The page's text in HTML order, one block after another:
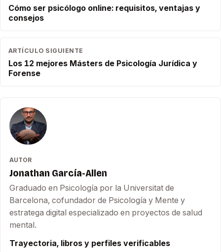
Cómo ser psicólogo online: requisitos, ventajas y
consejos
ARTÍCULO SIGUIENTE
Los 12 mejores Másters de Psicología Jurídica y
Forense
AUTOR
Jonathan García-Allen
Graduado en Psicología por la Universitat de
Barcelona, cofundador de Psicología y Mente y
estratega digital especializado en proyectos de salud
mental.
Trayectoria, libros y perfiles verificables